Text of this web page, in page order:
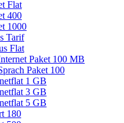
Flat
400
1000
Tarif
Flat
Paket 100 MB
Paket 100
1 GB
3 GB
5 GB
180